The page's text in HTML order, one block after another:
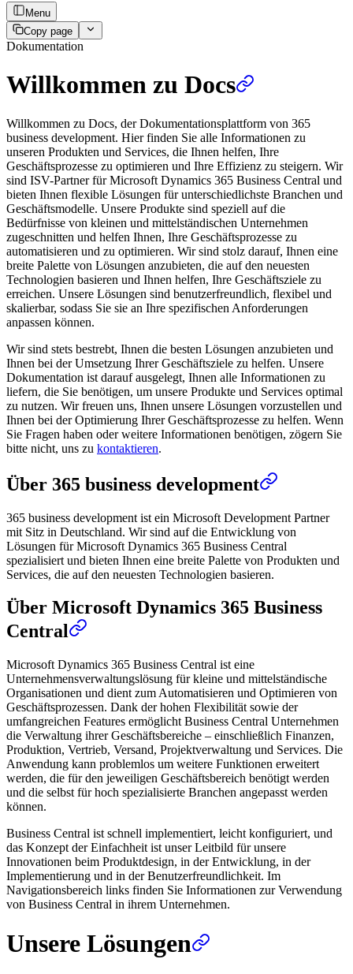
Menu
Copy page
Dokumentation
Willkommen zu Docs
Willkommen zu Docs, der Dokumentationsplattform von 365
business development. Hier finden Sie alle Informationen zu
unseren Produkten und Services, die Ihnen helfen, Ihre
Geschäftsprozesse zu optimieren und Ihre Effizienz zu steigern. Wir
sind ISV-Partner für Microsoft Dynamics 365 Business Central und
bieten Ihnen flexible Lösungen für unterschiedlichste Branchen und
Geschäftsmodelle. Unsere Produkte sind speziell auf die
Bedürfnisse von kleinen und mittelständischen Unternehmen
zugeschnitten und helfen Ihnen, Ihre Geschäftsprozesse zu
automatisieren und zu optimieren. Wir sind stolz darauf, Ihnen eine
breite Palette von Lösungen anzubieten, die auf den neuesten
Technologien basieren und Ihnen helfen, Ihre Geschäftsziele zu
erreichen. Unsere Lösungen sind benutzerfreundlich, flexibel und
skalierbar, sodass Sie sie an Ihre spezifischen Anforderungen
anpassen können.
Wir sind stets bestrebt, Ihnen die besten Lösungen anzubieten und
Ihnen bei der Umsetzung Ihrer Geschäftsziele zu helfen. Unsere
Dokumentation ist darauf ausgelegt, Ihnen alle Informationen zu
liefern, die Sie benötigen, um unsere Produkte und Services optimal
zu nutzen. Wir freuen uns, Ihnen unsere Lösungen vorzustellen und
Ihnen bei der Optimierung Ihrer Geschäftsprozesse zu helfen. Wenn
Sie Fragen haben oder weitere Informationen benötigen, zögern Sie
bitte nicht, uns zu kontaktieren.
Über 365 business development
365 business development ist ein Microsoft Development Partner
mit Sitz in Deutschland. Wir sind auf die Entwicklung von
Lösungen für Microsoft Dynamics 365 Business Central
spezialisiert und bieten Ihnen eine breite Palette von Produkten und
Services, die auf den neuesten Technologien basieren.
Über Microsoft Dynamics 365 Business
Central
Microsoft Dynamics 365 Business Central ist eine
Unternehmensverwaltungslösung für kleine und mittelständische
Organisationen und dient zum Automatisieren und Optimieren von
Geschäftsprozessen. Dank der hohen Flexibilität sowie der
umfangreichen Features ermöglicht Business Central Unternehmen
die Verwaltung ihrer Geschäftsbereiche – einschließlich Finanzen,
Produktion, Vertrieb, Versand, Projektverwaltung und Services. Die
Anwendung kann problemlos um weitere Funktionen erweitert
werden, die für den jeweiligen Geschäftsbereich benötigt werden
und die selbst für hoch spezialisierte Branchen angepasst werden
können.
Business Central ist schnell implementiert, leicht konfiguriert, und
das Konzept der Einfachheit ist unser Leitbild für unsere
Innovationen beim Produktdesign, in der Entwicklung, in der
Implementierung und in der Benutzerfreundlichkeit. Im
Navigationsbereich links finden Sie Informationen zur Verwendung
von Business Central in ihrem Unternehmen.
Unsere Lösungen